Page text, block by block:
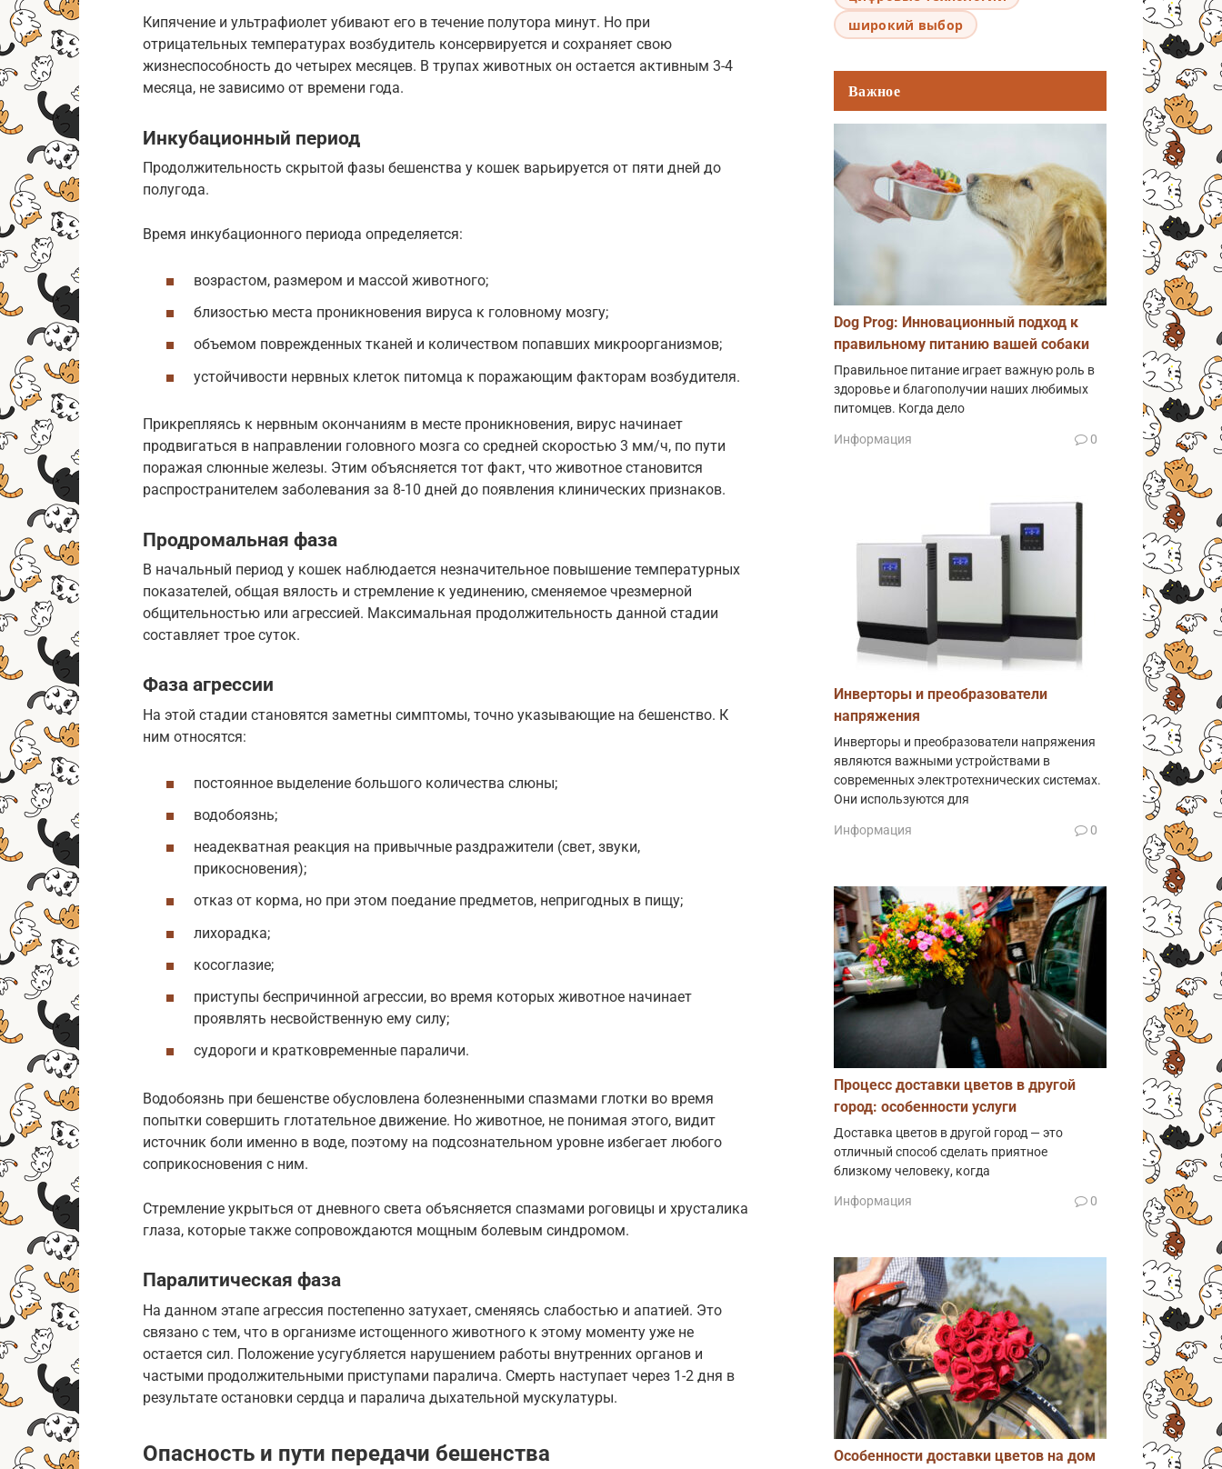
Кипячение и ультрафиолет убивают его в течение полутора минут. Но при
отрицательных температурах возбудитель консервируется и сохраняет свою
жизнеспособность до четырех месяцев. В трупах животных он остается активным 3-4
месяца, не зависимо от времени года.
Инкубационный период
Продолжительность скрытой фазы бешенства у кошек варьируется от пяти дней до
полугода.
Время инкубационного периода определяется:
возрастом, размером и массой животного;
близостью места проникновения вируса к головному мозгу;
объемом поврежденных тканей и количеством попавших микроорганизмов;
устойчивости нервных клеток питомца к поражающим факторам возбудителя.
Прикрепляясь к нервным окончаниям в месте проникновения, вирус начинает
продвигаться в направлении головного мозга со средней скоростью 3 мм/ч, по пути
поражая слюнные железы. Этим объясняется тот факт, что животное становится
распространителем заболевания за 8-10 дней до появления клинических признаков.
Продромальная фаза
В начальный период у кошек наблюдается незначительное повышение температурных
показателей, общая вялость и стремление к уединению, сменяемое чрезмерной
общительностью или агрессией. Максимальная продолжительность данной стадии
составляет трое суток.
Фаза агрессии
На этой стадии становятся заметны симптомы, точно указывающие на бешенство. К
ним относятся:
постоянное выделение большого количества слюны;
водобоязнь;
неадекватная реакция на привычные раздражители (свет, звуки,
прикосновения);
отказ от корма, но при этом поедание предметов, непригодных в пищу;
лихорадка;
косоглазие;
приступы беспричинной агрессии, во время которых животное начинает
проявлять несвойственную ему силу;
судороги и кратковременные параличи.
Водобоязнь при бешенстве обусловлена болезненными спазмами глотки во время
попытки совершить глотательное движение. Но животное, не понимая этого, видит
источник боли именно в воде, поэтому на подсознательном уровне избегает любого
соприкосновения с ним.
Стремление укрыться от дневного света объясняется спазмами роговицы и хрусталика
глаза, которые также сопровождаются мощным болевым синдромом.
Паралитическая фаза
На данном этапе агрессия постепенно затухает, сменяясь слабостью и апатией. Это
связано с тем, что в организме истощенного животного к этому моменту уже не
остается сил. Положение усугубляется нарушением работы внутренних органов и
частыми продолжительными приступами паралича. Смерть наступает через 1-2 дня в
результате остановки сердца и паралича дыхательной мускулатуры.
Опасность и пути передачи бешенства
широкий выбор
Важное
Dog Prog: Инновационный подход к
правильному питанию вашей собаки
Правильное питание играет важную роль в
здоровье и благополучии наших любимых
питомцев. Когда дело
Информация 0
Инверторы и преобразователи
напряжения
Инверторы и преобразователи напряжения
являются важными устройствами в
современных электротехнических системах.
Они используются для
Информация 0
Процесс доставки цветов в другой
город: особенности услуги
Доставка цветов в другой город — это
отличный способ сделать приятное
близкому человеку, когда
Информация 0
Особенности доставки цветов на дом